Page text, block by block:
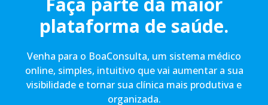
plataforma de saúde.
Venha para o BoaConsulta, um sistema médico
online, simples, intuitivo que vai aumentar a sua
visibilidade e tornar sua clínica mais produtiva e
organizada.